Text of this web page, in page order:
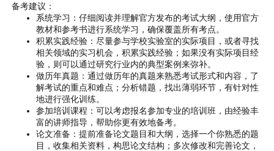
备考建议：
系统学习：仔细阅读并理解官方发布的考试大纲，使用官方
教材和参考书进行系统学习，确保覆盖所有考点。
积累实践经验：尽量参与学校实验室的实际项目，或者寻找
相关领域的实习机会，积累实践经验；如果没有实际项目经
验，则可以通过研究行业内的典型案例来弥补。
做历年真题：通过做历年的真题来熟悉考试形式和内容，了
解考试的重点和难点；分析错题，找出薄弱环节，有针对性
地进行强化训练。
参加培训课程：可以考虑报名参加专业的培训班，由经验丰
富的讲师指导，帮助你更有效地备考。
论文准备：提前准备论文题目和大纲，选择一个你熟悉的题
目，收集相关资料，构思论文结构；多次修改和完善论文，